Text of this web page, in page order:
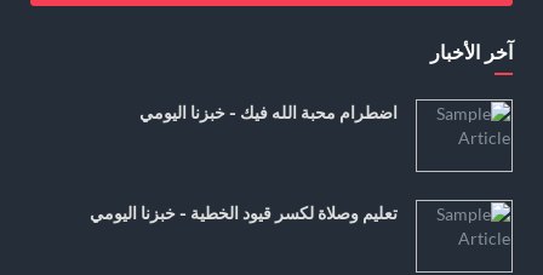
آخر الأخبار
اضطرام محبة الله فيك - خبزنا اليومي
تعليم وصلاة لكسر قيود الخطية - خبزنا اليومي